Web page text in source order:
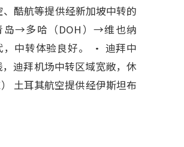
酷航等提供经新加坡中转的
岛→多哈（DOH）→维也纳
，中转体验良好。 • 迪拜中
迪拜机场中转区域宽敞，休
土耳其航空提供经伊斯坦布